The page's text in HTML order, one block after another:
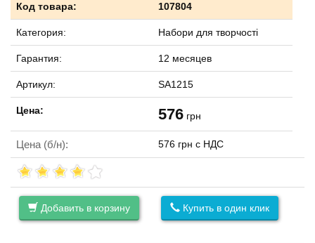
Код товара: 107804
Категория: Набори для творчості
Гарантия: 12 месяцев
Артикул: SA1215
Цена: 576 грн
Цена (б/н): 576 грн с НДС
Добавить в корзину Купить в один клик